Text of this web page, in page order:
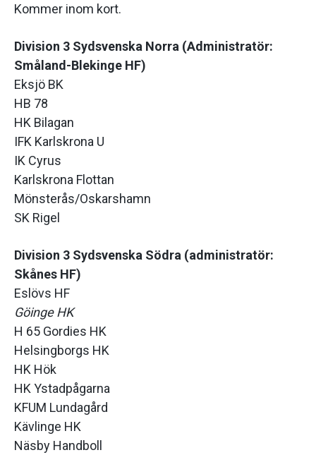
Kommer inom kort.
Division 3 Sydsvenska Norra (Administratör:
Småland-Blekinge HF)
Eksjö BK
HB 78
HK Bilagan
IFK Karlskrona U
IK Cyrus
Karlskrona Flottan
Mönsterås/Oskarshamn
SK Rigel
Division 3 Sydsvenska Södra (administratör:
Skånes HF)
Eslövs HF
Göinge HK
H 65 Gordies HK
Helsingborgs HK
HK Hök
HK Ystadpågarna
KFUM Lundagård
Kävlinge HK
Näsby Handboll